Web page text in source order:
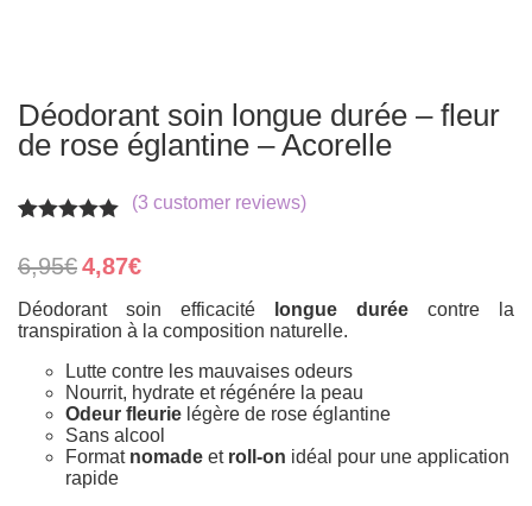
Déodorant soin longue durée – fleur
de rose églantine – Acorelle
out of 5
based on
ratings
(3 customer reviews)
6,95€ Original
price
was:
6,95€.
4,87€Current
is:
4,87€.
Déodorant soin efficacité longue durée contre la
transpiration à la composition naturelle.
Lutte contre les mauvaises odeurs
Nourrit, hydrate et régénére la peau
Odeur fleurie légère de rose églantine
Sans alcool
Format nomade et roll-on idéal pour une application
rapide